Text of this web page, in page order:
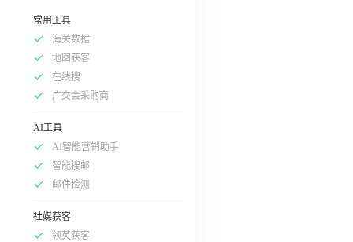
常用工具
海关数据
地图获客
在线搜
广交会采购商
AI工具
AI智能营销助手
智能搜邮
邮件检测
社媒获客
领英获客